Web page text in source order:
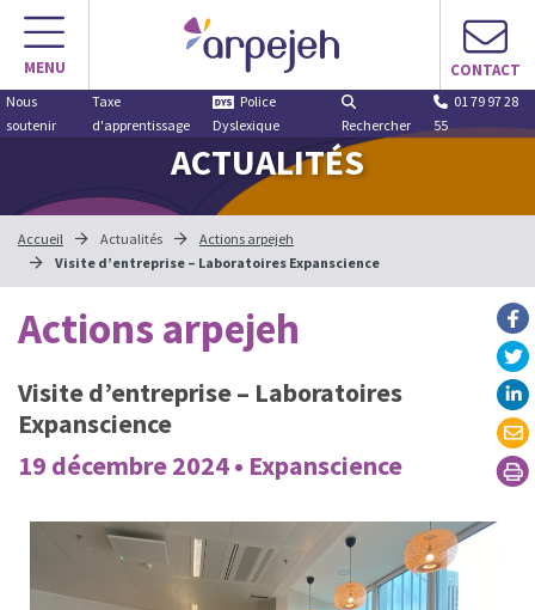
MENU CONTACT
Nous
soutenir
Taxe
d'apprentissage
Police
Dyslexique
Rechercher
01 79 97 28
55
ACTUALITÉS
Accueil Actualités
Actions arpejeh
Visite d’entreprise – Laboratoires Expanscience
Actions arpejeh
Visite d’entreprise – Laboratoires
Expanscience
19 décembre 2024 • Expanscience